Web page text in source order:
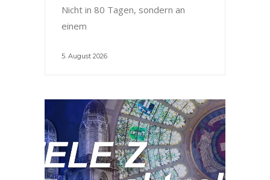
Nicht in 80 Tagen, sondern an
einem
5. August 2026